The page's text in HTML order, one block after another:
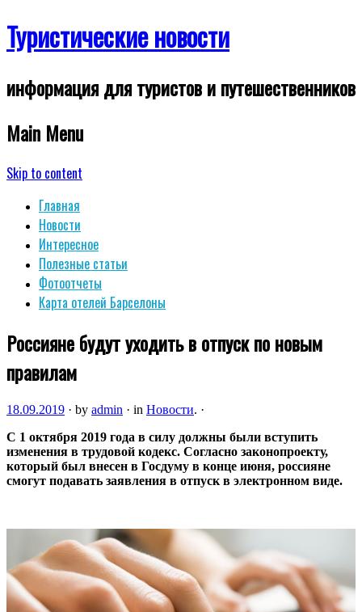
Туристические новости
информация для туристов и путешественников
Main Menu
Skip to content
Главная
Новости
Интересное
Полезные статьи
Фотоотчеты
Карта отелей Барселоны
Россияне будут уходить в отпуск по новым
правилам
18.09.2019 · by admin · in Новости. ·
С 1 октября 2019 года в силу должны были вступить
изменения в трудовой кодекс. Согласно законопроекту,
который был внесен в Госдуму в конце июня, россияне
смогут подавать заявления в отпуск в электронном виде.